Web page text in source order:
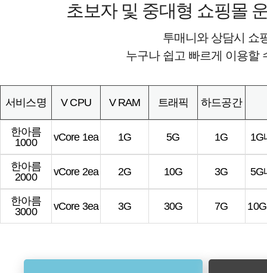
초보자 및 중대형 쇼핑몰
투매니와 상담시 쇼
누구나 쉽고 빠르게 이용할
서비스명 V CPU V RAM 트래픽 하드공간
한아름
1000
vCore 1ea 1G 5G 1G 1G
한아름
2000
vCore 2ea 2G 10G 3G 5G
한아름
3000
vCore 3ea 3G 30G 7G